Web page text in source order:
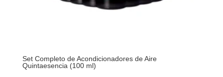
Set Completo de Acondicionadores de Aire
Quintaesencia (100 ml)